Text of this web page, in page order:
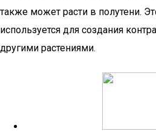
также может расти в полутени.
используется для создания
другими растениями.